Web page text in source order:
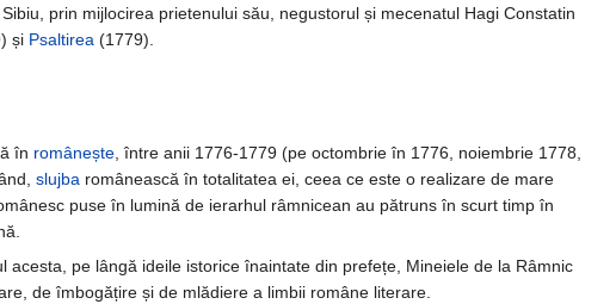
prin mijlocirea prietenului său, negustorul și mecenatul Hagi Constatin
și Psaltirea (1779).
în românește , între anii 1776-1779 (pe octombrie în 1776, noiembrie 1778,
slujba românească în totalitatea ei, ceea ce este o realizare de mare
puse în lumină de ierarhul râmnicean au pătruns în scurt timp în
pe lângă ideile istorice înaintate din prefețe, Mineiele de la Râmnic
de îmbogățire și de mlădiere a limbii române literare.